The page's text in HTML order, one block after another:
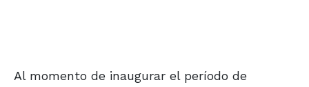
Al momento de inaugurar el período de